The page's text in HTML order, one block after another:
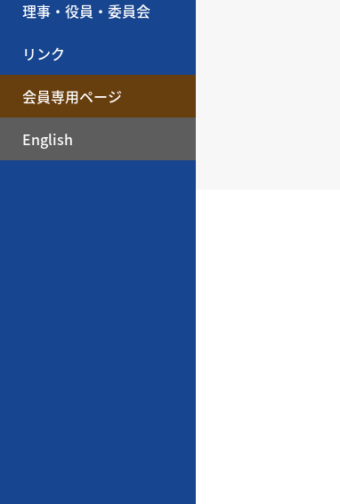
理事・役員・委員会
リンク
会員専用ページ
English